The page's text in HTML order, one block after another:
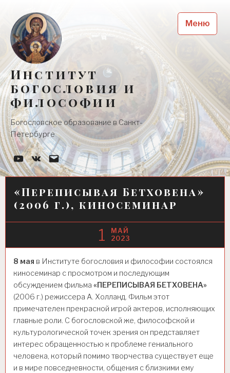
content
Институт
богословия и
философии
Богословское образование в Санкт-
Петербурге
YouTube-
канал
Наша
группа
Почта
Меню
«Переписывая Бетховена»
(2006 г.), киносеминар
1
МАЙ
2023
8 мая в Институте богословия и философии состоялся
киносеминар с просмотром и последующим
обсуждением фильма «ПЕРЕПИСЫВАЯ БЕТХОВЕНА»
(2006 г.) режиссера А. Холланд. Фильм этот
примечателен прекрасной игрой актеров, исполняющих
главные роли. С богословской же, философской и
культурологической точек зрения он представляет
интерес обращенностью к проблеме гениального
человека, который помимо творчества существует еще
и в мире повседневности, общения с близкими ему